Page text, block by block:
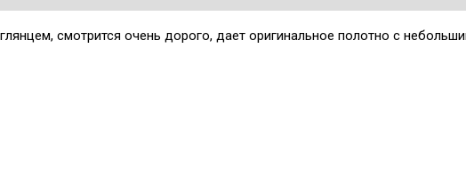
смотрится очень дорого, дает оригинальное полотно с